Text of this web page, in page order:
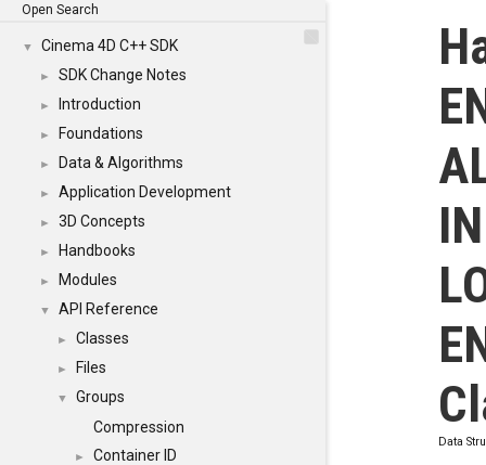
Open Search
▼ Cinema 4D C++ SDK
► SDK Change Notes
► Introduction
► Foundations
► Data & Algorithms
► Application Development
► 3D Concepts
► Handbooks
► Modules
▼ API Reference
► Classes
► Files
▼
Groups
Compression
► Container ID
Data